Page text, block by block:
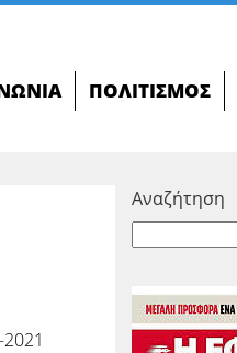
ΠΟΛΙΤΙΣΜΌΣ
Αναζήτηση